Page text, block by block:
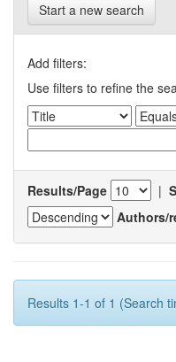
Start a new search
Add filters:
Use filters to refine the
Results/Page |
Authors/
Results 1-1 of 1 (Search